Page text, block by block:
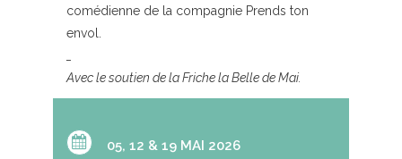
comédienne de la compagnie Prends ton
envol.
Avec le soutien de la Friche la Belle de Mai.
05, 12 & 19 MAI 2026